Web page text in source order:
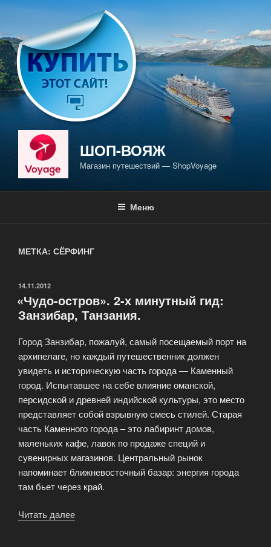
Перейти
содержимому
ШОП-ВОЯЖ
Магазин путешествий — ShopVoyage
Меню
МЕТКА: СЁРФИНГ
ОПУБЛИКОВАНО
14.11.2012
«Чудо-остров». 2-х минутный гид:
Занзибар, Танзания.
Город Занзибар, пожалуй, самый посещаемый порт на
архипелаге, но каждый путешественник должен
увидеть и историческую часть города — Каменный
город. Испытавшее на себе влияние оманской,
персидской и древней индийской культуры, это место
представляет собой взрывную смесь стилей. Старая
часть Каменного города – это лабиринт домов,
маленьких кафе, лавок по продаже специй и
сувенирных магазинов. Центральный рынок
напоминает ближневосточный базар: энергия города
там бьет через край.
Читать далее